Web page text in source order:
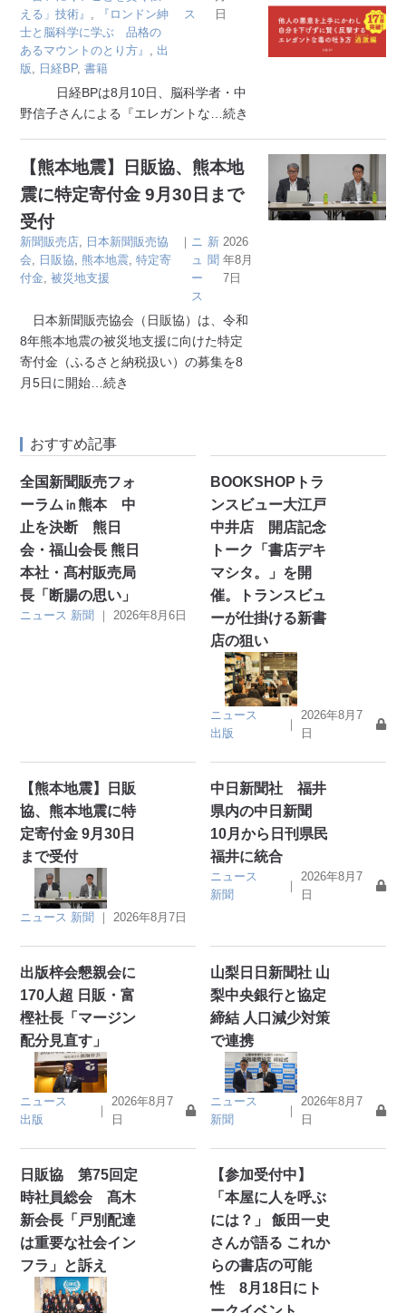
える」技術』
『ロンドン紳
士と脳科学に学ぶ 品格の
あるマウントのとり方』
出
版
日経BP,書籍
ス
日
日経BPは8月10日、脳科学者・中
野信子さんによる『エレガントな …続き
【熊本地震】日販協、熊本地
震に特定寄付金 9月30日まで
受付
新聞販売店
日本新聞販売協
会
日販協 熊本地震 ,特定寄
付金 ,被災地支援
｜ ニ
ュ
ー
ス
新
聞
2026
年8月
7日
日本新聞販売協会（日販協）は、令和
8年熊本地震の被災地支援に向けた特定
寄付金（ふるさと納税扱い）の募集を8
月5日に開始 …続き
おすすめ記事
全国新聞販売フォ
ーラム㏌熊本 中
止を決断 熊日
会・福山会長 熊日
本社・髙村販売局
長「断腸の思い」
ニュース 新聞 ｜ 2026年8月6日
BOOKSHOPトラ
ンスビュー大江戸
中井店 開店記念
トーク「書店デキ
マシタ。」を開
催。トランスビュ
ーが仕掛ける新書
店の狙い
ニュース
出版
｜
2026年8月7
日
【熊本地震】日販
協、熊本地震に特
定寄付金 9月30日
まで受付
ニュース 新聞 ｜2026年8月7日
中日新聞社 福井
県内の中日新聞
10月から日刊県民
福井に統合
ニュース
新聞
｜
2026年8月7
日
出版梓会懇親会に
170人超 日販・富
樫社長「マージン
配分見直す」
ニュース
出版
｜
2026年8月7
日
山梨日日新聞社 山
梨中央銀行と協定
締結 人口減少対策
で連携
ニュース
新聞
｜
2026年8月7
日
日販協 第75回定
時社員総会 髙木
新会長「戸別配達
は重要な社会イン
フラ」と訴え
【参加受付中】
「本屋に人を呼ぶ
には？」 飯田一史
さんが語る これか
らの書店の可能
性 8月18日にト